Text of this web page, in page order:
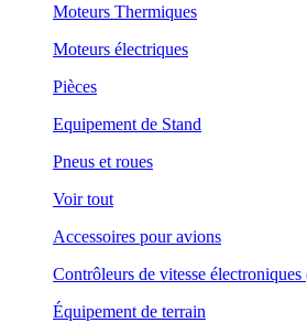
Moteurs Thermiques
Moteurs électriques
Pièces
Equipement de Stand
Pneus et roues
Voir tout
Accessoires pour avions
Contrôleurs de vitesse
Équipement de terrain